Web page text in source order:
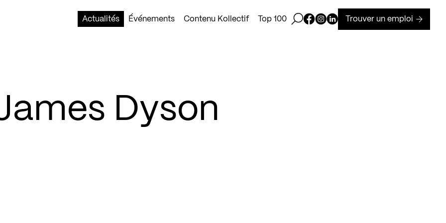
Actualités
Événements Contenu Kollectif Top 100 Ouvrir la barre de recherche
Page Facebook de Kollectif
Page Instagram de Kollectif
Page Linkedin de Kollectif
Trouver un emploi
Dyson